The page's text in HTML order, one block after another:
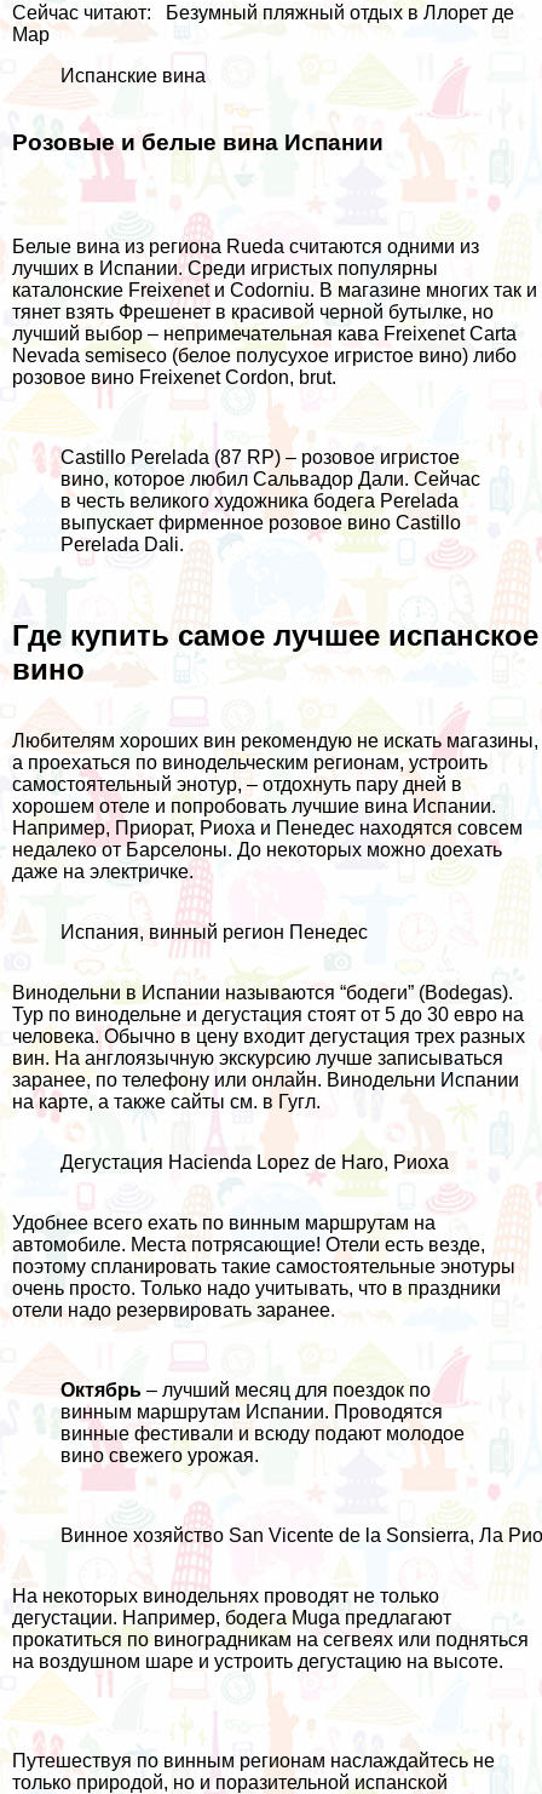
Сейчас читают:
Безумный пляжный отдых в Ллорет де
Мар
Испанские вина
Розовые и белые вина Испании
Белые вина из региона Rueda считаются одними из
лучших в Испании. Среди игристых популярны
каталонские Freixеnet и Codorniu. В магазине многих так и
тянет взять Фрешенет в красивой черной бутылке, но
лучший выбор – непримечательная кава Freixеnet Carta
Nevada semiseco (белое полусухое игристое вино) либо
розовое вино Freixеnet Cordon, brut.
Castillo Perelada (87 RP) – розовое игристое
вино, которое любил Сальвадор Дали. Сейчас
в честь великого художника бодега Perelada
выпускает фирменное розовое вино Castillo
Perelada Dali.
Где купить самое лучшее испанское
вино
Любителям хороших вин рекомендую не искать магазины,
а проехаться по винодельческим регионам, устроить
самостоятельный энотур, – отдохнуть пару дней в
хорошем отеле и попробовать лучшие вина Испании.
Например, Приорат, Риоха и Пенедес находятся совсем
недалеко от Барселоны. До некоторых можно доехать
даже на электричке.
Испания, винный регион Пенедес
Винодельни в Испании называются “бодеги” (Bodegas).
Тур по винодельне и дегустация стоят от 5 до 30 евро на
человека. Обычно в цену входит дегустация трех разных
вин. На англоязычную экскурсию лучше записываться
заранее, по телефону или онлайн. Винодельни Испании
на карте, а также сайты см. в Гугл.
Дегустация Hacienda Lopez de Haro, Риоха
Удобнее всего ехать по винным маршрутам на
автомобиле. Места потрясающие! Отели есть везде,
поэтому спланировать такие самостоятельные энотуры
очень просто. Только надо учитывать, что в праздники
отели надо резервировать заранее.
Октябрь – лучший месяц для поездок по
винным маршрутам Испании. Проводятся
винные фестивали и всюду подают молодое
вино свежего урожая.
Винное хозяйство San Vicente de la Sonsierra, Ла
На некоторых винодельнях проводят не только
дегустации. Например, бодега Muga предлагают
прокатиться по виноградникам на сегвеях или подняться
на воздушном шаре и устроить дегустацию на высоте.
Путешествуя по винным регионам наслаждайтесь не
только природой, но и поразительной испанской